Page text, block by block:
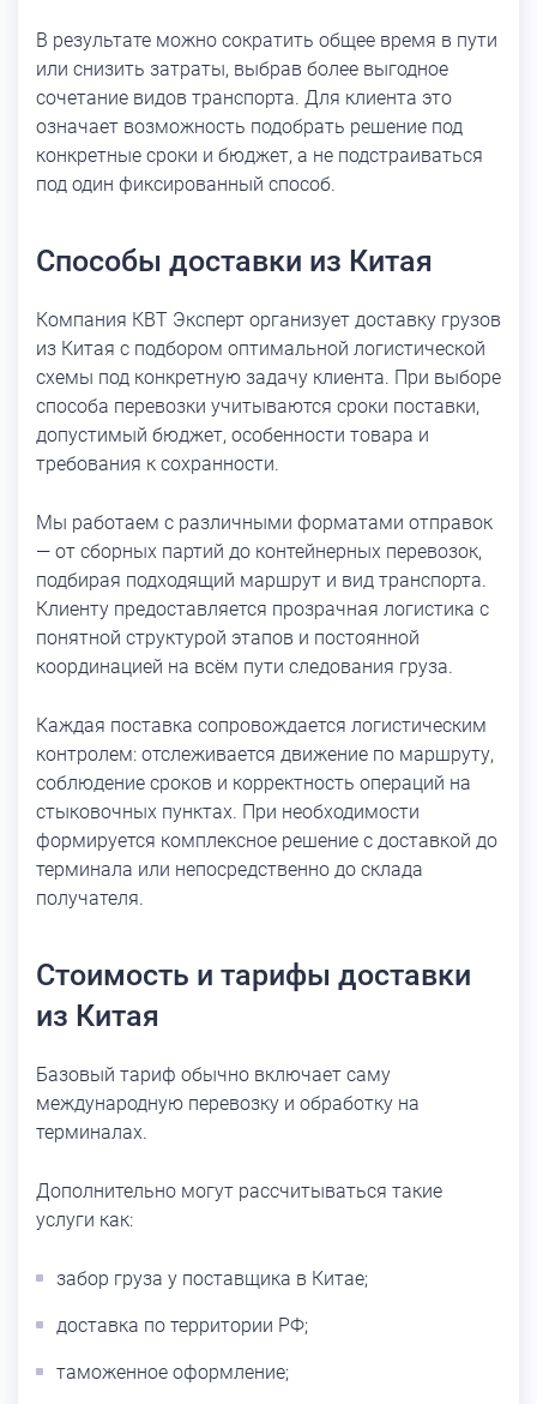
В результате можно сократить общее время в пути
или снизить затраты, выбрав более выгодное
сочетание видов транспорта. Для клиента это
означает возможность подобрать решение под
конкретные сроки и бюджет, а не подстраиваться
под один фиксированный способ.
Способы доставки из Китая
Компания КВТ Эксперт организует доставку грузов
из Китая с подбором оптимальной логистической
схемы под конкретную задачу клиента. При выборе
способа перевозки учитываются сроки поставки,
допустимый бюджет, особенности товара и
требования к сохранности.
Мы работаем с различными форматами отправок
— от сборных партий до контейнерных перевозок,
подбирая подходящий маршрут и вид транспорта.
Клиенту предоставляется прозрачная логистика с
понятной структурой этапов и постоянной
координацией на всём пути следования груза.
Каждая поставка сопровождается логистическим
контролем: отслеживается движение по маршруту,
соблюдение сроков и корректность операций на
стыковочных пунктах. При необходимости
формируется комплексное решение с доставкой до
терминала или непосредственно до склада
получателя.
Стоимость и тарифы доставки
из Китая
Базовый тариф обычно включает саму
международную перевозку и обработку на
терминалах.
Дополнительно могут рассчитываться такие
услуги как:
забор груза у поставщика в Китае;
доставка по территории РФ;
таможенное оформление;